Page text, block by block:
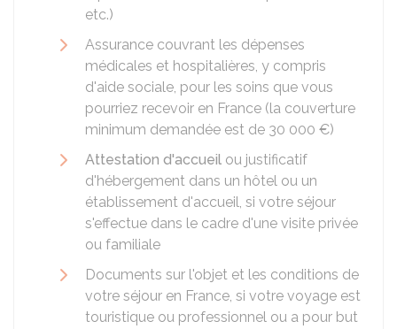
etc.)
Assurance couvrant les dépenses
médicales et hospitalières, y compris
d'aide sociale, pour les soins que vous
pourriez recevoir en France (la couverture
minimum demandée est de 30 000 €)
Attestation d'accueil ou justificatif
d'hébergement dans un hôtel ou un
établissement d'accueil, si votre séjour
s'effectue dans le cadre d'une visite privée
ou familiale
Documents sur l'objet et les conditions de
votre séjour en France, si votre voyage est
touristique ou professionnel ou a pour but